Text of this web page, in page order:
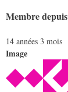
Membre depuis
14 années 3 mois
Image